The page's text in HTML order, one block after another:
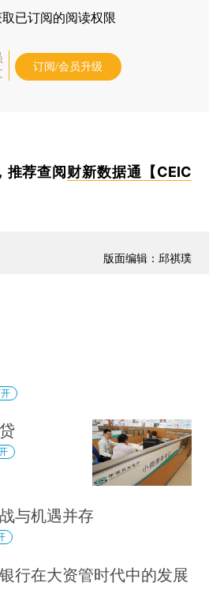
取已订阅的阅读权限
订阅/会员升级
推荐查阅 财新数据通【CEIC
版面编辑：邱祺璞
与机遇并存
行在大资管时代中的发展